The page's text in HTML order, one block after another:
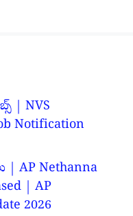
| NVS
Notification
| AP Nethanna
| AP
2026